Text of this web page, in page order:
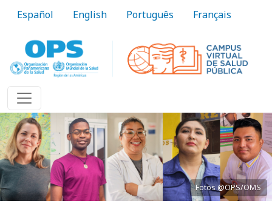
Español English Português Français
Fotos @OPS/OMS